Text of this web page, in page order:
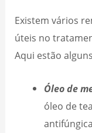
Existem vários
úteis no
Aqui estão
Óleo de
óleo de